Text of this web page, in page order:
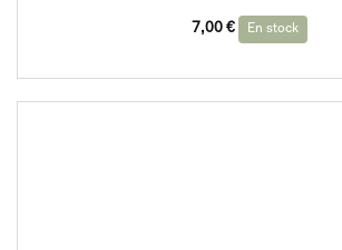
7,00 € En stock